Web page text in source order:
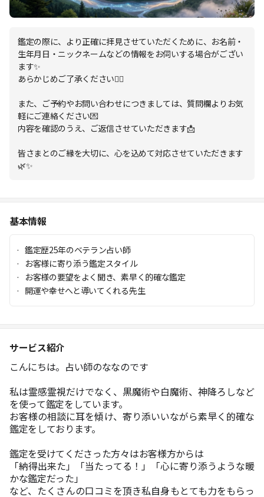
鑑定の際に、より正確に拝見させていただくために、お名前・
生年月日・ニックネームなどの情報をお伺いする場合がござい
ます✨
あらかじめご了承ください🙇‍♀️
また、ご予約やお問い合わせにつきましては、質問欄よりお気
軽にご連絡ください💌
内容を確認のうえ、ご返信させていただきます📩
皆さまとのご縁を大切に、心を込めて対応させていただきます
🌿✨
基本情報
鑑定歴25年のベテラン占い師
お客様に寄り添う鑑定スタイル
お客様の要望をよく聞き、素早く的確な鑑定
開運や幸せへと導いてくれる先生
サービス紹介
こんにちは。占い師のななのです
私は霊感霊視だけでなく、黒魔術や白魔術、神降ろしなど
を使って鑑定をしています。
お客様の相談に耳を傾け、寄り添いいながら素早く的確な
鑑定をしております。
鑑定を受けてくださった方々はお客様方からは
「納得出来た」「当たってる！」「心に寄り添うような暖
かな鑑定だった」
など、たくさんの口コミを頂き私自身もとても力をもらっ